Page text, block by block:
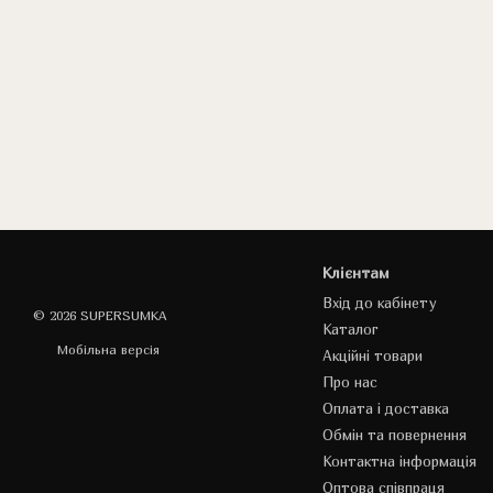
© 2026 SUPERSUMKA
Мобільна версія
Клієнтам
Вхід до кабінету
Каталог
Акційні товари
Про нас
Оплата і доставка
Обмін та повернення
Контактна інформація
Оптова співпраця